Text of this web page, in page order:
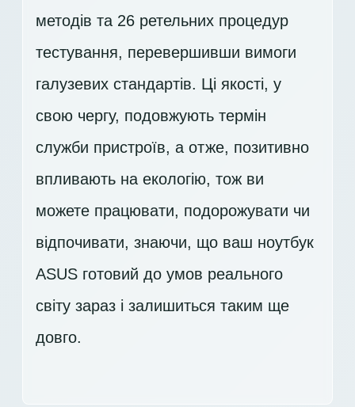
методів та 26 ретельних процедур
тестування, перевершивши вимоги
галузевих стандартів. Ці якості, у
свою чергу, подовжують термін
служби пристроїв, а отже, позитивно
впливають на екологію, тож ви
можете працювати, подорожувати чи
відпочивати, знаючи, що ваш ноутбук
ASUS готовий до умов реального
світу зараз і залишиться таким ще
довго.